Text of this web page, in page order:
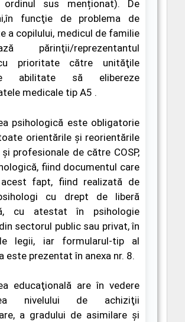
sus menționat).
De
funcţie de problema de
a copilului, medicul de familie
părinţii/reprezentantul
prioritate către unităţile
abilitate să elibereze
medicale tip A5 .
psihologică este obligatorie
orientările şi reorientările
profesionale de către COSP,
fiind documentul care
fapt, fiind realizată de
cu drept de liberă
cu atestat în psihologie
sectorul public sau privat, în
legii, iar formularul-tip al
este prezentat în anexa nr. 8.
educaţională are în vedere
nivelului de achiziţii
a gradului de asimilare şi